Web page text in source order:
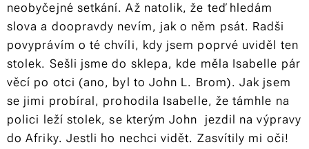
neobyčejné setkání. Až natolik, že teď hledám
slova a doopravdy nevím, jak o něm psát. Radši
povyprávím o té chvíli, kdy jsem poprvé uviděl ten
stolek. Sešli jsme do sklepa, kde měla Isabelle pár
věcí po otci (ano, byl to John L. Brom). Jak jsem
se jimi probíral, prohodila Isabelle, že támhle na
polici leží stolek, se kterým John jezdil na výpravy
do Afriky. Jestli ho nechci vidět. Zasvítily mi oči!